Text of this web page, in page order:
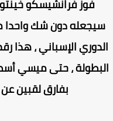
دون شك واحدا
الإسباني ، هذا
، حتى ميسي
بفارق لقبين عن